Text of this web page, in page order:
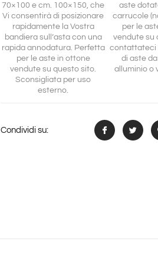
70×100 e cm. 100×150, che
Vi consentirà di posizionare
rapidamente la Vostra
bandiera sull’asta con una
rapida annodatura. Perfetta
per le aste in ottone
vendute su questo sito.
Sconsigliata per uso
esterno.
aste
carrucole
per le
vendute su
contattateci
di aste
alluminio o
Condividi su: